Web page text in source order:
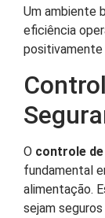
Um ambiente
eficiência
positivamente
O controle
fundamental
alimentação.
sejam